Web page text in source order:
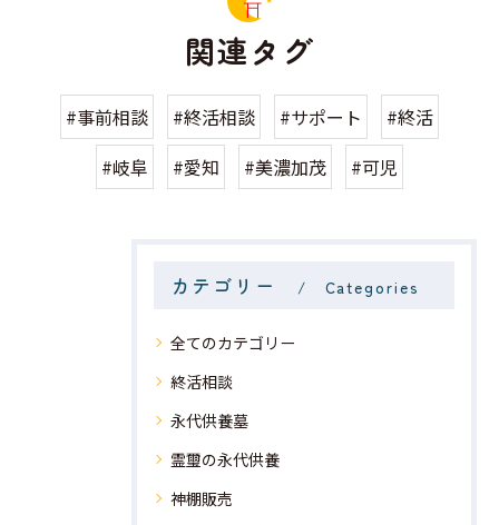
関連タグ
#事前相談 #終活相談 #サポート
#終活
#岐阜
#愛知 #美濃加茂 #可児
カテゴリー Categories
全てのカテゴリー
終活相談
永代供養墓
霊璽の永代供養
神棚販売